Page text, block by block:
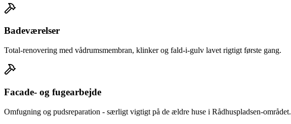
Badeværelser
Total-renovering med vådrumsmembran, klinker og fald-i-gulv lavet rigtigt første gang.
Facade- og fugearbejde
Omfugning og pudsreparation - særligt vigtigt på de ældre huse i Rådhuspladsen-området.